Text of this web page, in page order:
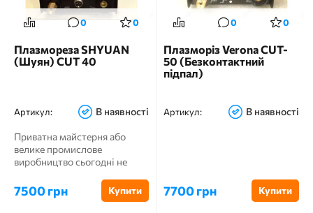
0 0
Плазмореза SHYUAN
(Шуян) CUT 40
Артикул: В наявності
Приватна майстерня або
велике промислове
виробництво сьогодні не
якісно...
7500 грн Купити
0 0
Плазморіз Verona CUT-
50 (Безконтактний
підпал)
Артикул: В наявності
7700 грн Купити